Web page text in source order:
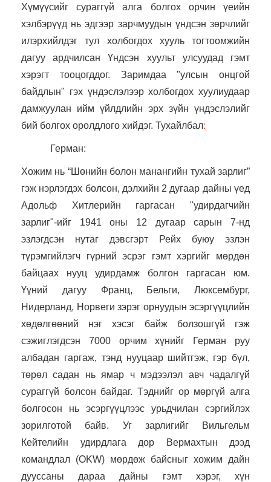
Хүмүүсийг сураггүй алга болгох орчин үеийн
хэлбэрүүд нь эдгээр зарчмуудын үндсэн зөрчлийг
илэрхийлдэг тул холбогдох хууль тогтоомжийн
дагуу ардчилсан Үндсэн хуульт улсуудад гэмт
хэрэгт тооцогддог. Заримдаа "улсын онцгой
байдлын" гэх үндэслэлээр холбогдох хуулиудаар
дамжуулан ийм үйлдлийн эрх зүйн үндэслэлийг
бий болгох оролдлого хийдэг. Тухайлбал:
Герман:
Хожим нь “Шөнийн болон манангийн тухай зарлиг”
гэж нэрлэгдэх болсон, дэлхийн 2 дугаар дайны үед
Адольф Хитлерийн гаргасан "удирдагчийн
зарлиг"-ийг 1941 оны 12 дугаар сарын 7-нд
эзлэгдсэн нутаг дэвсгэрт Рейх буюу эзлэн
түрэмгийлэгч гүрний эсрэг гэмт хэргийг мөрдөн
байцаах нууц удирдамж болгон гаргасан юм.
Үүний дагуу Франц, Бельги, Люксембург,
Нидерланд, Норвеги зэрэг орнуудын эсэргүүцлийн
хөдөлгөөний нэг хэсэг байж болзошгүй гэж
сэжиглэгдсэн 7000 орчим хүнийг Герман руу
албадан гаргаж, тэнд нууцаар шийтгэж, гэр бүл,
төрөл садан нь ямар ч мэдээлэл авч чадалгүй
сураггүй болсон байдаг. Тэднийг ор мөргүй алга
болгосон нь эсэргүүцлээс урьдчилан сэргийлэх
зорилготой байв. Уг зарлигийг Вильгельм
Кейтелийн удирдлага дор Вермахтын дээд
командлал (OKW) мөрдөж байсныг хожим дайн
дууссаны дараа дайны гэмт хэрэг, хүн